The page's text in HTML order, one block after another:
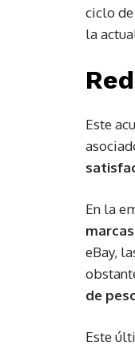
ciclo
la
Este
En la
eBay,
de
Este